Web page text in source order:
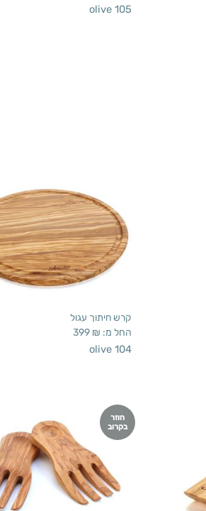
olive 105
קרש חיתוך עגול
החל מ: 399 ₪
olive 104
חוזר
בקרוב